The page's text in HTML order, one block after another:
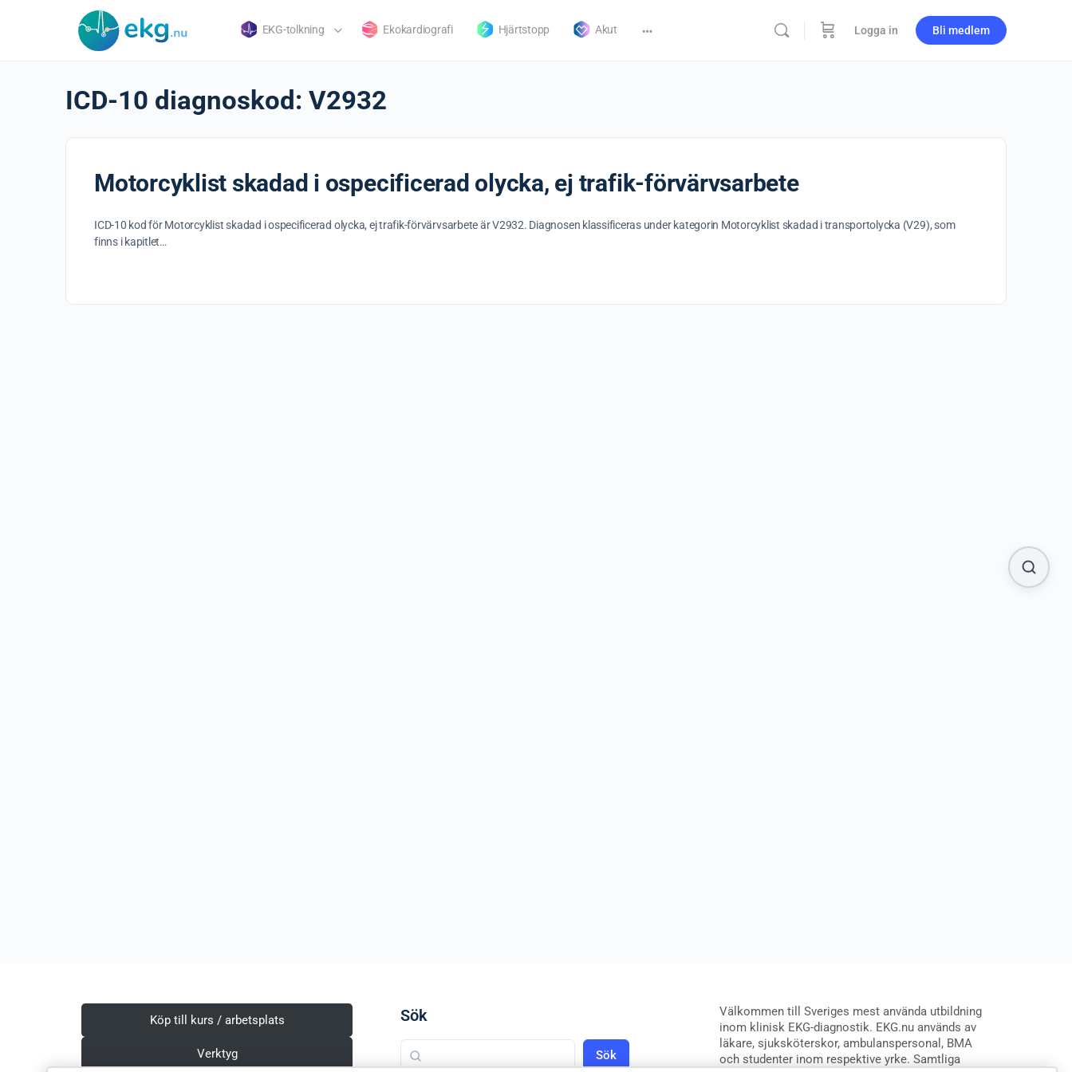
EKG-tolkning Ekokardiografi Hjärtstopp Akut Logga in Bli medlem
ICD-10 diagnoskod: V2932
Motorcyklist skadad i ospecificerad olycka, ej trafik-förvärvsarbete
ICD-10 kod för Motorcyklist skadad i ospecificerad olycka, ej trafik-förvärvsarbete är V2932. Diagnosen klassificeras under kategorin Motorcyklist skadad i transportolycka (V29), som
finns i kapitlet…
Köp till kurs / arbetsplats
Verktyg
Sök
Sök
Välkommen till Sveriges mest använda utbildning
inom klinisk EKG-diagnostik. EKG.nu används av
läkare, sjuksköterskor, ambulanspersonal, BMA
och studenter inom respektive yrke. Samtliga